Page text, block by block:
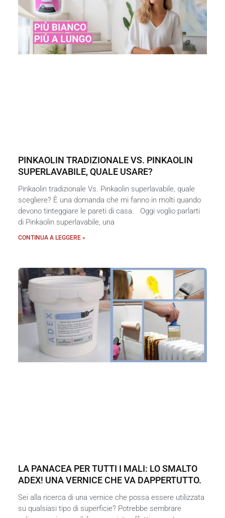
PINKAOLIN TRADIZIONALE VS. PINKAOLIN
SUPERLAVABILE, QUALE USARE?
Pinkaolin tradizionale Vs. Pinkaolin superlavabile, quale
scegliere? È una domanda che mi fanno in molti quando
devono tinteggiare le pareti di casa. Oggi voglio parlarti
di Pinkaolin superlavabile, una
CONTINUA A LEGGERE »
LA PANACEA PER TUTTI I MALI: LO SMALTO
ADEX! UNA VERNICE CHE VA DAPPERTUTTO.
Sei alla ricerca di una vernice che possa essere utilizzata
su qualsiasi tipo di superficie? Potrebbe sembrare